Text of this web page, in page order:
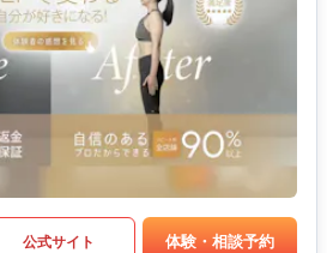
公式サイト 体験・相談予約